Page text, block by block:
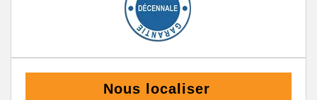
Nous localiser